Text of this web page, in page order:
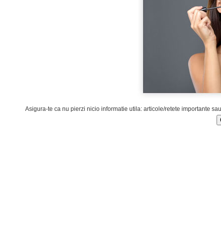
Asigura-te ca nu pierzi nicio informatie utila: articole/retete importante